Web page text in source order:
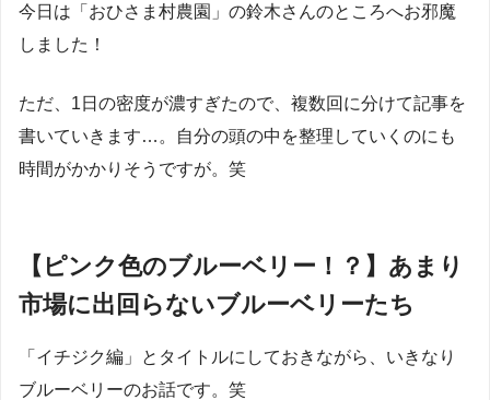
今日は「おひさま村農園」の鈴木さんのところへお邪魔
しました！
ただ、1日の密度が濃すぎたので、複数回に分けて記事を
書いていきます…。自分の頭の中を整理していくのにも
時間がかかりそうですが。笑
【ピンク色のブルーベリー！？】あまり
市場に出回らないブルーベリーたち
「イチジク編」とタイトルにしておきながら、いきなり
ブルーベリーのお話です。笑